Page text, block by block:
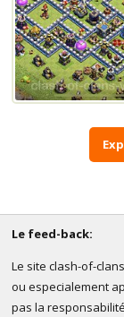
Le feed-back:
Le site clash-of-
ou especialement
pas la